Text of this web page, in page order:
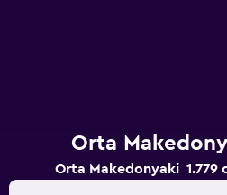
Orta
Orta Makedonyaki 1.779